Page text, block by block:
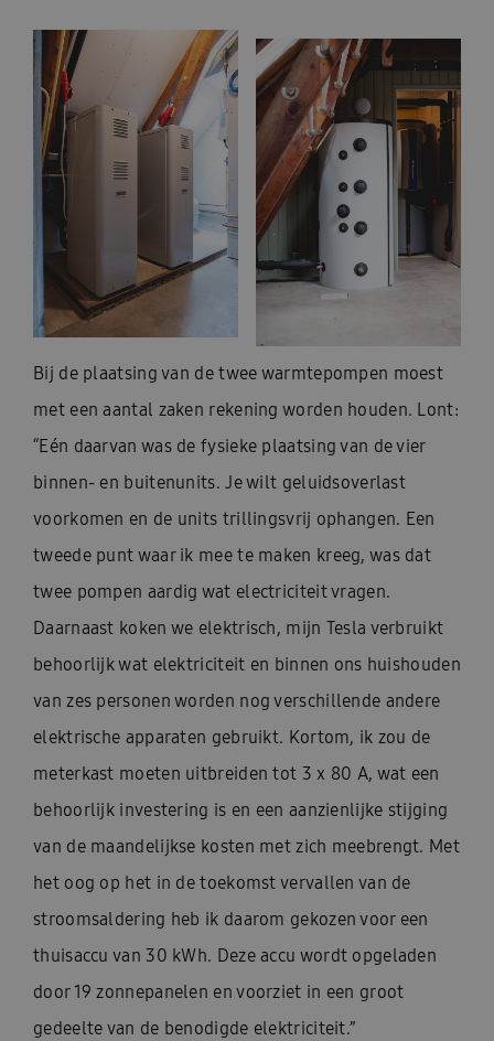
Bij de plaatsing van de twee warmtepompen moest
met een aantal zaken rekening worden houden. Lont:
“Eén daarvan was de fysieke plaatsing van de vier
binnen- en buitenunits. Je wilt geluidsoverlast
voorkomen en de units trillingsvrij ophangen. Een
tweede punt waar ik mee te maken kreeg, was dat
twee pompen aardig wat electriciteit vragen.
Daarnaast koken we elektrisch, mijn Tesla verbruikt
behoorlijk wat elektriciteit en binnen ons huishouden
van zes personen worden nog verschillende andere
elektrische apparaten gebruikt. Kortom, ik zou de
meterkast moeten uitbreiden tot 3 x 80 A, wat een
behoorlijk investering is en een aanzienlijke stijging
van de maandelijkse kosten met zich meebrengt. Met
het oog op het in de toekomst vervallen van de
stroomsaldering heb ik daarom gekozen voor een
thuisaccu van 30 kWh. Deze accu wordt opgeladen
door 19 zonnepanelen en voorziet in een groot
gedeelte van de benodigde elektriciteit.”